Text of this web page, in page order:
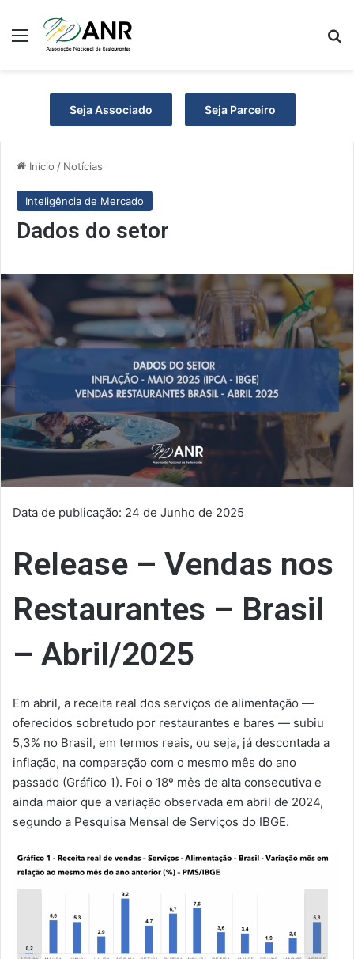
Menu
Seja Associado Seja Parceiro
Início / Notícias
Inteligência de Mercado
Dados do setor
Data de publicação: 24 de Junho de 2025
Release – Vendas nos
Restaurantes – Brasil
– Abril/2025
Em abril, a receita real dos serviços de alimentação —
oferecidos sobretudo por restaurantes e bares — subiu
5,3% no Brasil, em termos reais, ou seja, já descontada a
inflação, na comparação com o mesmo mês do ano
passado (Gráfico 1). Foi o 18º mês de alta consecutiva e
ainda maior que a variação observada em abril de 2024,
segundo a Pesquisa Mensal de Serviços do IBGE.